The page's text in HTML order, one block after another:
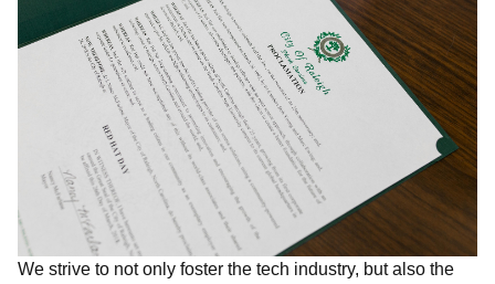
We strive to not only foster the tech industry, but also the